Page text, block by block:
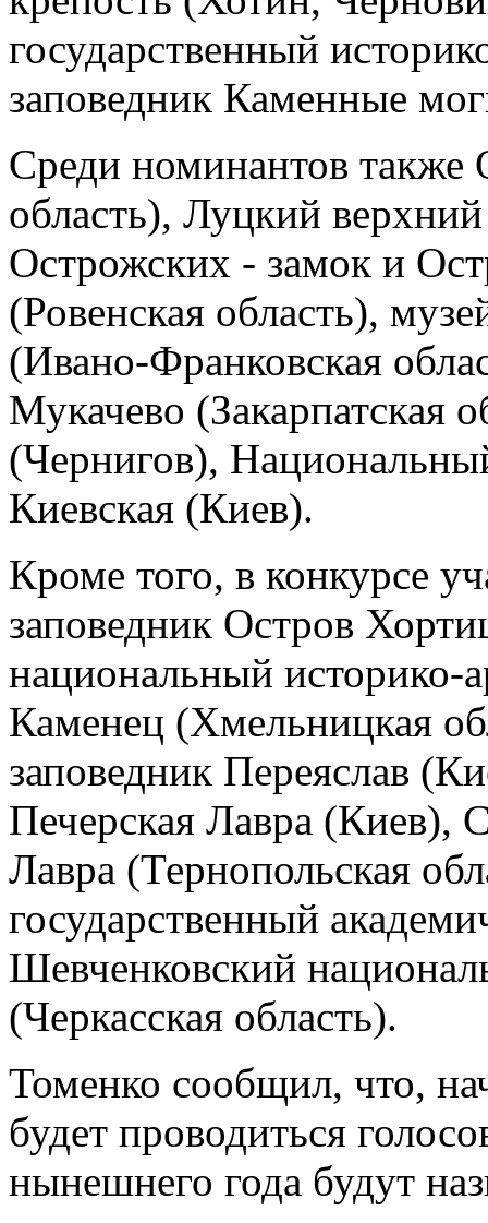
государственный
заповедник Каменные
Среди номинантов также
область), Луцкий
Острожских - замок и
(Ровенская область),
(Ивано-Франковская
Мукачево (Закарпатская
(Чернигов),
Киевская (Киев).
Кроме того, в конкурсе
заповедник Остров
национальный историко-
Каменец (Хмельницкая
заповедник Переяслав
Печерская Лавра (Киев),
Лавра (Тернопольская
государственный
Шевченковский
(Черкасская область).
Томенко сообщил, что,
будет проводиться
нынешнего года будут